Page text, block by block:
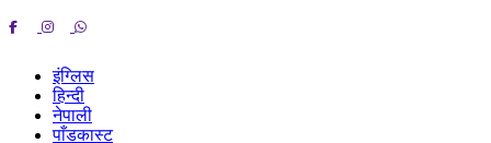
इंग्लिस
हिन्दी
नेपाली
पाँडकास्ट